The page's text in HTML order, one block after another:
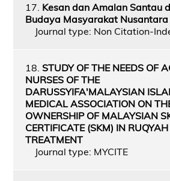
17. Kesan dan Amalan Santau
Budaya Masyarakat Nusantara
Journal type: Non Citation-
18. STUDY OF THE NEEDS OF
NURSES OF THE
DARUSSYIFA'MALAYSIAN
MEDICAL ASSOCIATION ON
OWNERSHIP OF MALAYSIAN
CERTIFICATE (SKM) IN RUQYAH
TREATMENT
Journal type: MYCITE